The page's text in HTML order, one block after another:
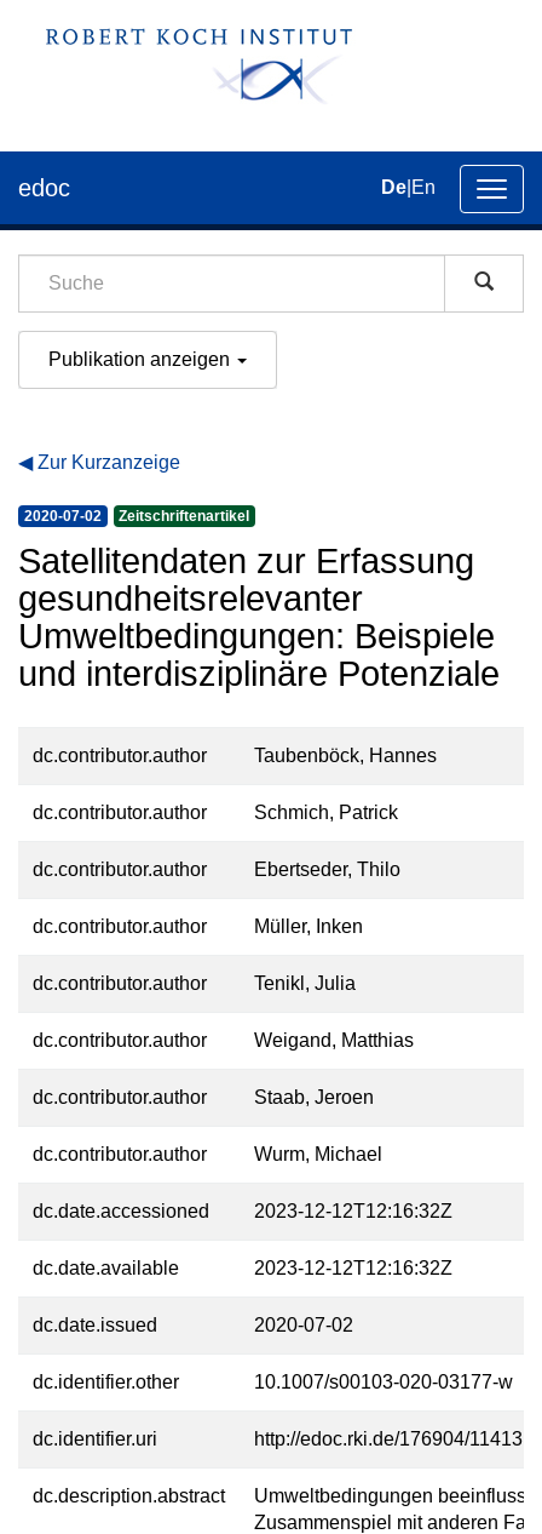
der
edoc De En
Publikation anzeigen
Zur Kurzanzeige
2020-07-02 Zeitschriftenartikel
Satellitendaten zur Erfassung
gesundheitsrelevanter
Umweltbedingungen: Beispiele
und interdisziplinäre Potenziale
dc.contributor.author Taubenböck, Hannes
dc.contributor.author Schmich, Patrick
dc.contributor.author Ebertseder, Thilo
dc.contributor.author Müller, Inken
dc.contributor.author Tenikl, Julia
dc.contributor.author Weigand, Matthias
dc.contributor.author Staab, Jeroen
dc.contributor.author Wurm, Michael
dc.date.accessioned 2023-12-12T12:16:32Z
dc.date.available 2023-12-12T12:16:32Z
dc.date.issued 2020-07-02
dc.identifier.other 10.1007/s00103-020-03177-w
dc.identifier.uri http://edoc.rki.de/176904/11413
dc.description.abstract
Umweltbedingungen
Zusammenspiel mit anderen